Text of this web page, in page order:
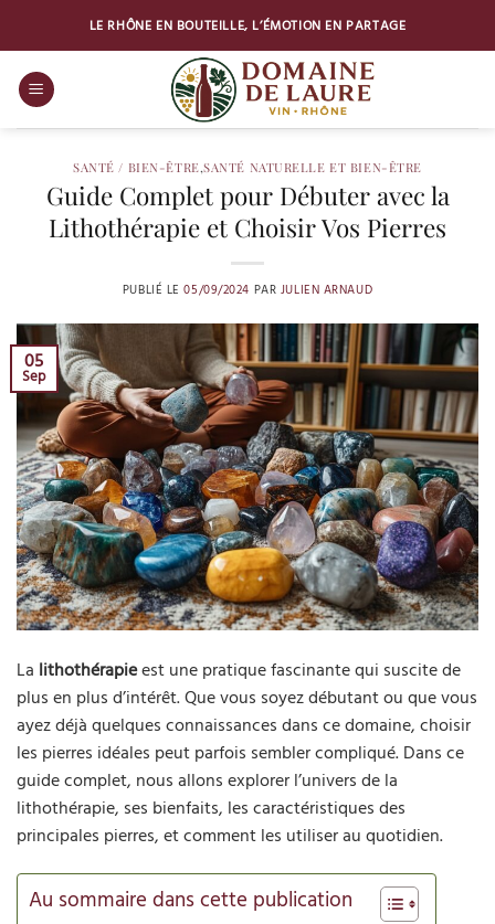
contenu
LE RHÔNE EN BOUTEILLE, L’ÉMOTION EN PARTAGE
SANTÉ / BIEN-ÊTRE,SANTÉ NATURELLE ET BIEN-ÊTRE
Guide Complet pour Débuter avec la
Lithothérapie et Choisir Vos Pierres
PUBLIÉ LE05/09/2024 PAR JULIEN ARNAUD
05
Sep
La lithothérapieest une pratique fascinante qui suscite de
plus en plus d’intérêt. Que vous soyez débutant ou que vous
ayez déjà quelques connaissances dans ce domaine, choisir
les pierres idéales peut parfois sembler compliqué. Dans ce
guide complet, nous allons explorer l’univers de la
lithothérapie, ses bienfaits, les caractéristiques des
principales pierres, et comment les utiliser au quotidien.
Au sommaire dans cette publication